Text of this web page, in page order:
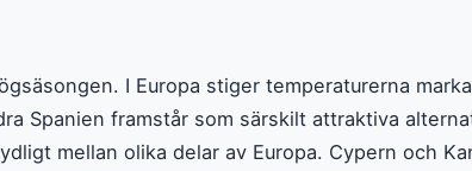
I Europa stiger temperaturerna
Spanien framstår som särskilt attraktiva
mellan olika delar av Europa. Cypern och